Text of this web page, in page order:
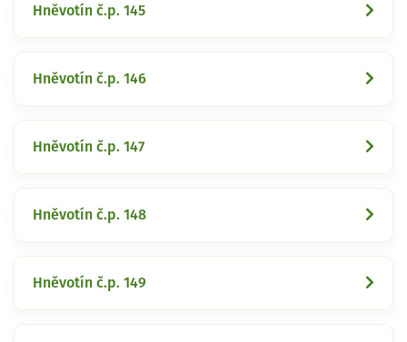
Hněvotín č.p. 145
Hněvotín č.p. 146
Hněvotín č.p. 147
Hněvotín č.p. 148
Hněvotín č.p. 149